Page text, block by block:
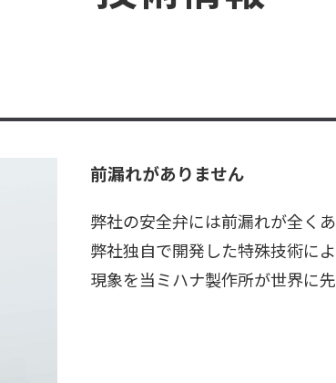
前漏れがありません
弊社の安全弁には前漏れが全くあ
弊社独自で開発した特殊技術に
現象を当ミハナ製作所が世界に